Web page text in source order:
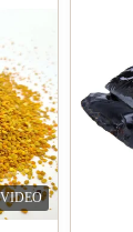
help
of the goods
VIDEO